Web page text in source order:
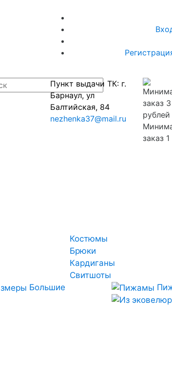
Пункт выдачи ТК: г.
Барнаул, ул
Балтийская, 84
nezhenka37@mail.ru
заказ
Костюмы
Брюки
Кардиганы
Свитшоты
Большие